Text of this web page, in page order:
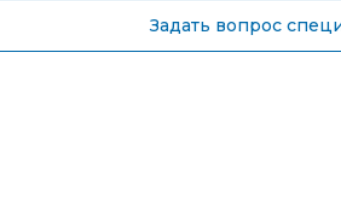
Задать вопрос